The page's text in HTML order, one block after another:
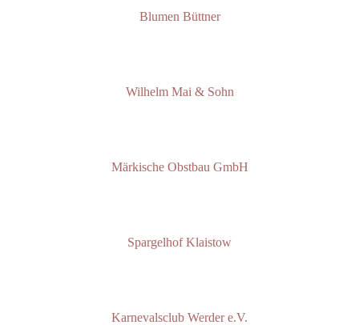
Blumen Büttner
Wilhelm Mai & Sohn
Märkische Obstbau GmbH
Spargelhof Klaistow
Karnevalsclub Werder e.V.